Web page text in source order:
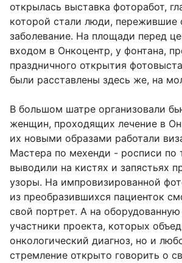
открылась выставка фоторабот,
которой стали люди, пережившие
заболевание. На площади перед
входом в Онкоцентр, у фонтана,
праздничного открытия
были расставлены здесь же, на
В большом шатре организовали
женщин, проходящих лечение в
их новыми образами работали
Мастера по мехенди - росписи по
выводили на кистях и запястьях
узоры. На импровизированной
из преобразившихся пациенток
свой портрет. А на
участники проекта, которых
онкологический диагноз, но и
стремление открыто говорить о